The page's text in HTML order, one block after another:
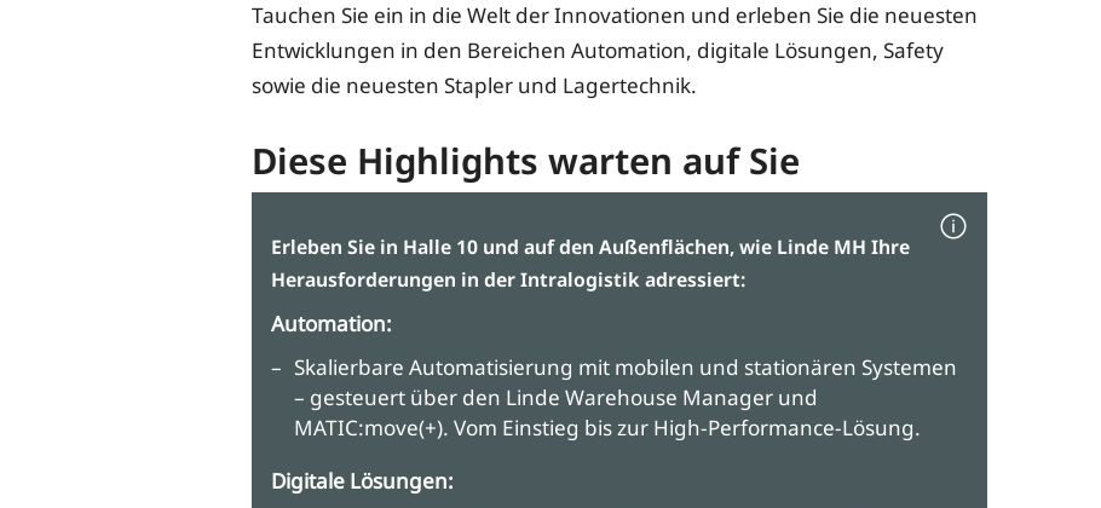
Tauchen Sie ein in die Welt der Innovationen und erleben Sie die neuesten
Entwicklungen in den Bereichen Automation, digitale Lösungen, Safety
sowie die neuesten Stapler und Lagertechnik.
Diese Highlights warten auf Sie
Erleben Sie in Halle 10 und auf den Außenflächen, wie Linde MH Ihre
Herausforderungen in der Intralogistik adressiert:
Automation:
Skalierbare Automatisierung mit mobilen und stationären Systemen
– gesteuert über den Linde Warehouse Manager und
MATIC:move(+). Vom Einstieg bis zur High-Performance-Lösung.
Digitale Lösungen: